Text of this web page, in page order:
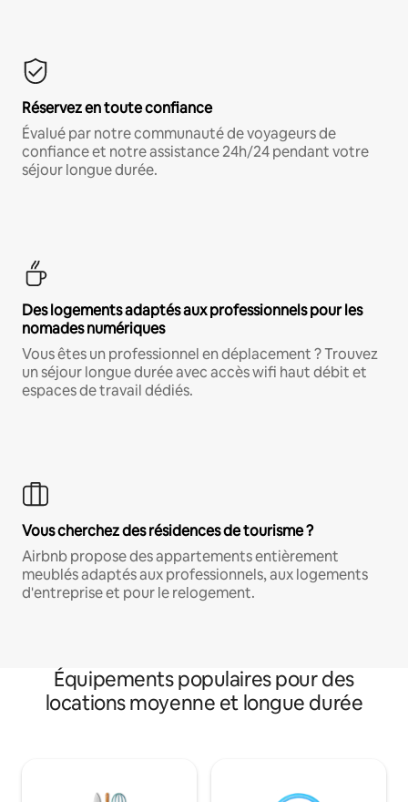
Réservez en toute confiance
Évalué par notre communauté de voyageurs de
confiance et notre assistance 24h/24 pendant votre
séjour longue durée.
Des logements adaptés aux professionnels pour les
nomades numériques
Vous êtes un professionnel en déplacement ? Trouvez
un séjour longue durée avec accès wifi haut débit et
espaces de travail dédiés.
Vous cherchez des résidences de tourisme ?
Airbnb propose des appartements entièrement
meublés adaptés aux professionnels, aux logements
d'entreprise et pour le relogement.
Équipements populaires pour des
locations moyenne et longue durée